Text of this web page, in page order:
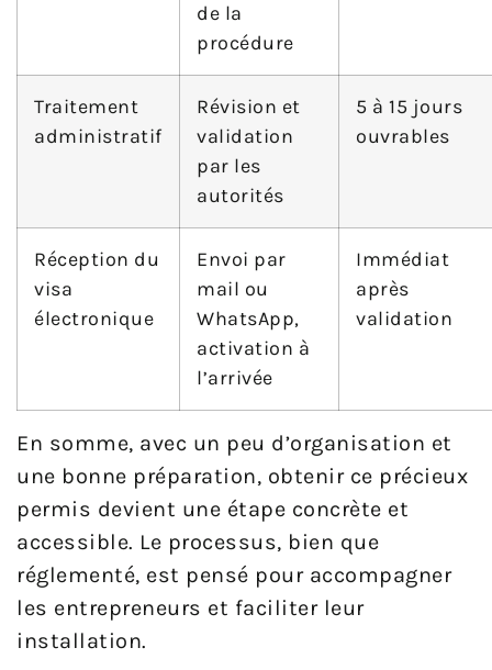
de la
procédure
Traitement
administratif
Révision et
validation
par les
autorités
5 à 15 jours
ouvrables
Réception du
visa
électronique
Envoi par
mail ou
WhatsApp,
activation à
l’arrivée
Immédiat
après
validation
En somme, avec un peu d’organisation et
une bonne préparation, obtenir ce précieux
permis devient une étape concrète et
accessible. Le processus, bien que
réglementé, est pensé pour accompagner
les entrepreneurs et faciliter leur
installation.